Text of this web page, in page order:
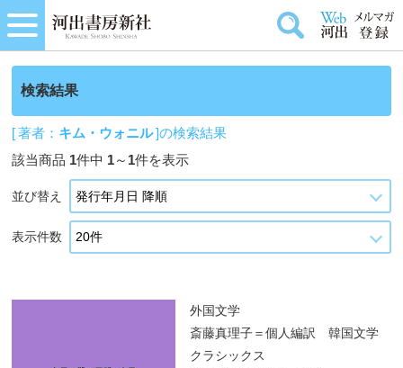
検索結果
[ 著者： キム・ウォニル]の検索結果
該当商品 1件中 1～ 1件を表示
並び替え
表示件数
外国文学
斎藤真理子＝個人編訳 韓国文学
クラシックス